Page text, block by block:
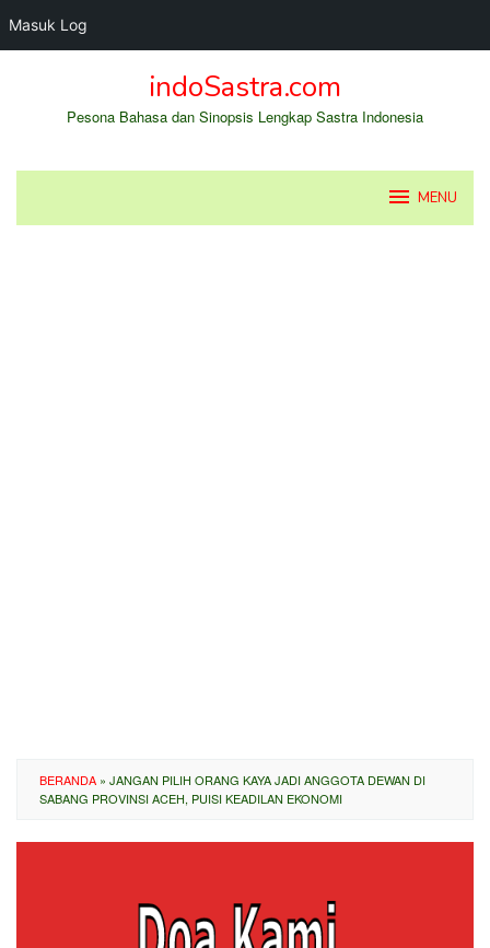
Masuk Log
indoSastra.com
Pesona Bahasa dan Sinopsis Lengkap Sastra Indonesia
MENU
BERANDA » JANGAN PILIH ORANG KAYA JADI ANGGOTA DEWAN DI
SABANG PROVINSI ACEH, PUISI KEADILAN EKONOMI